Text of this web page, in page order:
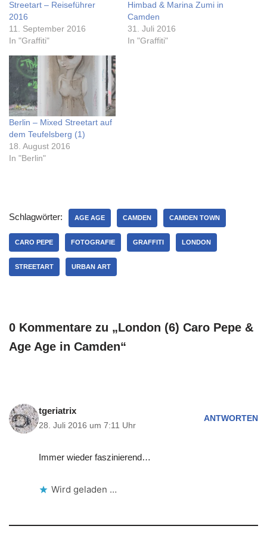
Streetart – Reiseführer
2016
11. September 2016
In "Graffiti"
Himbad & Marina Zumi in
Camden
31. Juli 2016
In "Graffiti"
Berlin – Mixed Streetart auf
dem Teufelsberg (1)
18. August 2016
In "Berlin"
Schlagwörter: AGE AGE CAMDEN CAMDEN TOWN
CARO PEPE FOTOGRAFIE GRAFFITI LONDON
STREETART URBAN ART
0 Kommentare zu „London (6) Caro Pepe &
Age Age in Camden“
tgeriatrix
28. Juli 2016 um 7:11 Uhr
ANTWORTEN
Immer wieder faszinierend…
Wird geladen …